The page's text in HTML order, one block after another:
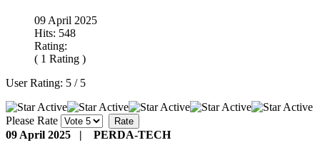
09 April 2025
Hits: 548
Rating:
( 1 Rating )
User Rating: 5 / 5
Please Rate
09 April 2025 | PERDA-TECH